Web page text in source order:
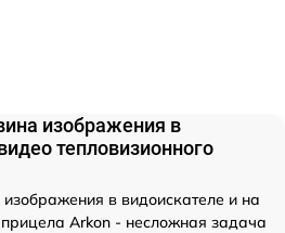
изображения в
тепловизионного
в видоискателе и на
прицела Arkon - несложная задача